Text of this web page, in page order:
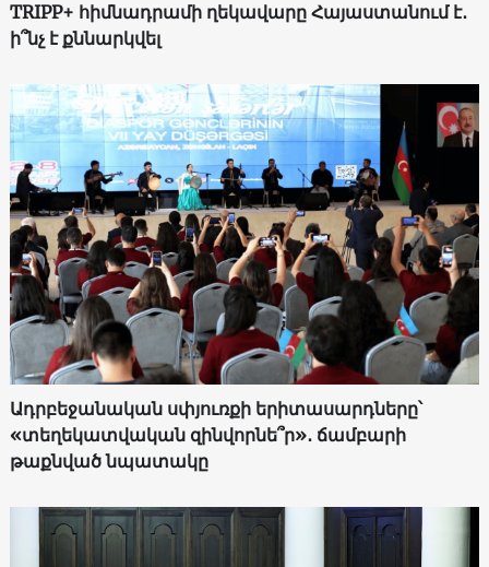
TRIPP+ հիմնադրամի ղեկավարը Հայաստանում է․
ի՞նչ է քննարկվել
Ադրբեջանական սփյուռքի երիտասարդները՝
«տեղեկատվական զինվորնե՞ր»․ ճամբարի
թաքնված նպատակը